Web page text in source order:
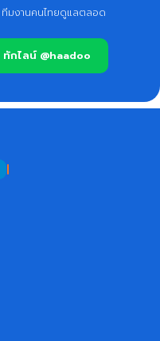
มงานคนไทยดูแลตลอด
ทักไลน์ @haadoo